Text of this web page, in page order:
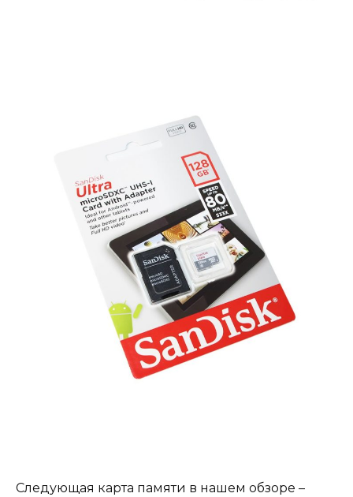
Следующая карта памяти в нашем обзоре –